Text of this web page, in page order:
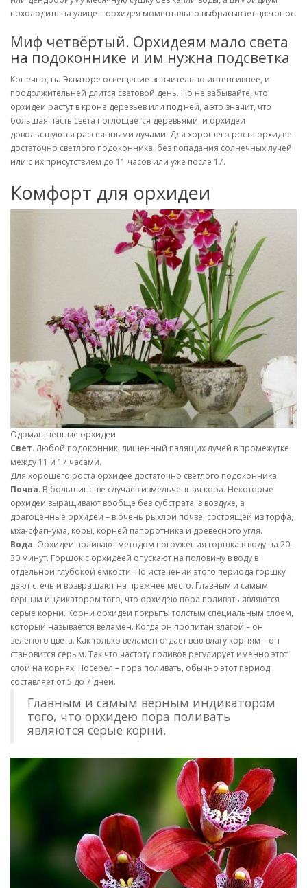
похолодить на улице – орхидея моментально выбрасывает цветонос.
Миф четвёртый. Орхидеям мало света
на подоконнике и им нужна подсветка
Конечно, на Экваторе освещение значительно интенсивнее, и
продолжительней длится световой день. Но не забывайте, что
орхидеи растут в кроне деревьев или под ней, а это значит, что
большая часть света поглощается деревьями, и орхидеи
довольствуются рассеянными лучами. Для хорошего роста орхидее
достаточно светлого подоконника, без попадания солнечных лучей
или с их присутствием до 11 часов или уже после 17.
Комфорт для орхидеи
Одомашненные орхидеи
Свет. Любой подоконник, лишенный палящих лучей в промежутке
между 11 и 17 часами.
Для хорошего роста орхидее достаточно светлого подоконника
Почва. В большинстве случаев измельченная кора. Некоторые
орхидеи выращивают вообще без субстрата, в воздухе, а
драгоценные орхидеи – в очень рыхлой почве, состоящей из торфа,
мха-сфагнума, коры, корней папоротника и древесного угля.
Вода. Орхидеи поливают методом погружения горшка в воду на 20-
30 минут. Горшок с орхидеей опускают на половину в воду в
отдельной глубокой емкости. По истечении этого периода горшку
дают стечь и возвращают на прежнее место. Главным и самым
верным индикатором того, что орхидею пора поливать являются
серые корни. Корни орхидеи покрыты толстым специальным слоем,
который называется веламен. Когда он пропитан влагой – он
зеленого цвета. Как только веламен отдает всю влагу корням – он
становится серым. Так что частоту поливов регулирует именно этот
слой на корнях. Посерел – пора поливать, обычно этот период
составляет от 5 до 7 дней.
Главным и самым верным индикатором
того, что орхидею пора поливать
являются серые корни.